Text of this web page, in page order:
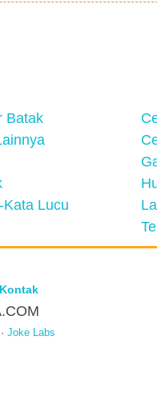
Batak
Lucu
Kontak
· Joke Labs